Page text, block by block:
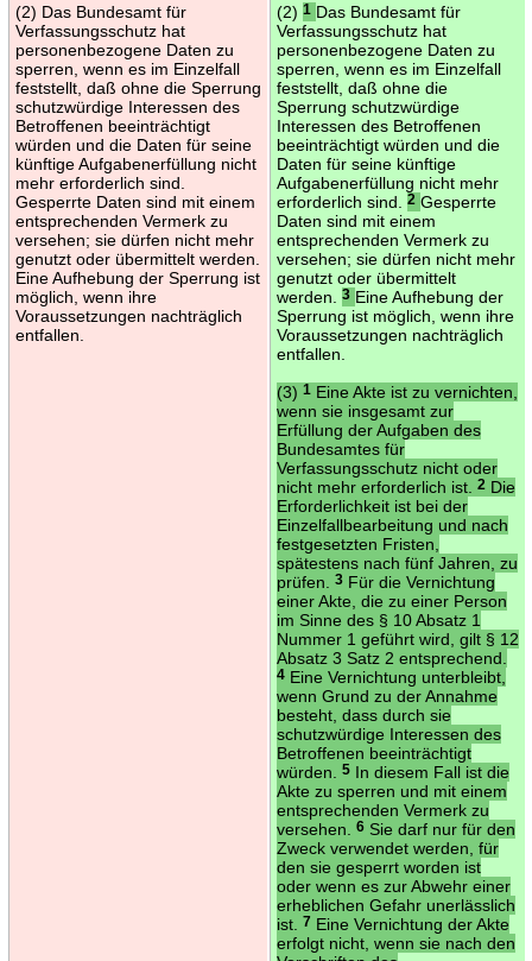
(2) Das Bundesamt für
Verfassungsschutz hat
personenbezogene Daten zu
sperren, wenn es im Einzelfall
feststellt, daß ohne die Sperrung
schutzwürdige Interessen des
Betroffenen beeinträchtigt
würden und die Daten für seine
künftige Aufgabenerfüllung nicht
mehr erforderlich sind.
Gesperrte Daten sind mit einem
entsprechenden Vermerk zu
versehen; sie dürfen nicht mehr
genutzt oder übermittelt werden.
Eine Aufhebung der Sperrung ist
möglich, wenn ihre
Voraussetzungen nachträglich
entfallen.
(2) 1 Das Bundesamt für
Verfassungsschutz hat
personenbezogene Daten zu
sperren, wenn es im Einzelfall
feststellt, daß ohne die
Sperrung schutzwürdige
Interessen des Betroffenen
beeinträchtigt würden und die
Daten für seine künftige
Aufgabenerfüllung nicht mehr
erforderlich sind.
2 Gesperrte
Daten sind mit einem
entsprechenden Vermerk zu
versehen; sie dürfen nicht mehr
genutzt oder übermittelt
werden.
3 Eine Aufhebung der
Sperrung ist möglich, wenn ihre
Voraussetzungen nachträglich
entfallen.
(3) 1Eine Akte ist zu vernichten,
wenn sie insgesamt zur
Erfüllung der Aufgaben des
Bundesamtes für
Verfassungsschutz nicht oder
nicht mehr erforderlich ist.
2Die
Erforderlichkeit ist bei der
Einzelfallbearbeitung und nach
festgesetzten Fristen,
spätestens nach fünf Jahren, zu
prüfen.
3Für die Vernichtung
einer Akte, die zu einer Person
im Sinne des § 10 Absatz 1
Nummer 1 geführt wird, gilt § 12
Absatz 3 Satz 2 entsprechend.
4Eine Vernichtung unterbleibt,
wenn Grund zu der Annahme
besteht, dass durch sie
schutzwürdige Interessen des
Betroffenen beeinträchtigt
würden.
5In diesem Fall ist die
Akte zu sperren und mit einem
entsprechenden Vermerk zu
versehen.
6Sie darf nur für den
Zweck verwendet werden, für
den sie gesperrt worden ist
oder wenn es zur Abwehr einer
erheblichen Gefahr unerlässlich
ist.
7Eine Vernichtung der Akte
erfolgt nicht, wenn sie nach den